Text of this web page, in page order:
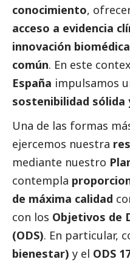
conocimiento,
acceso a evidencia
innovación
común. En este
España impulsamos
sostenibilidad sólida
Una de las formas
ejercemos nuestra
mediante nuestro
contempla
de máxima calidad
con los Objetivos de
(ODS). En particular,
bienestar) y el ODS